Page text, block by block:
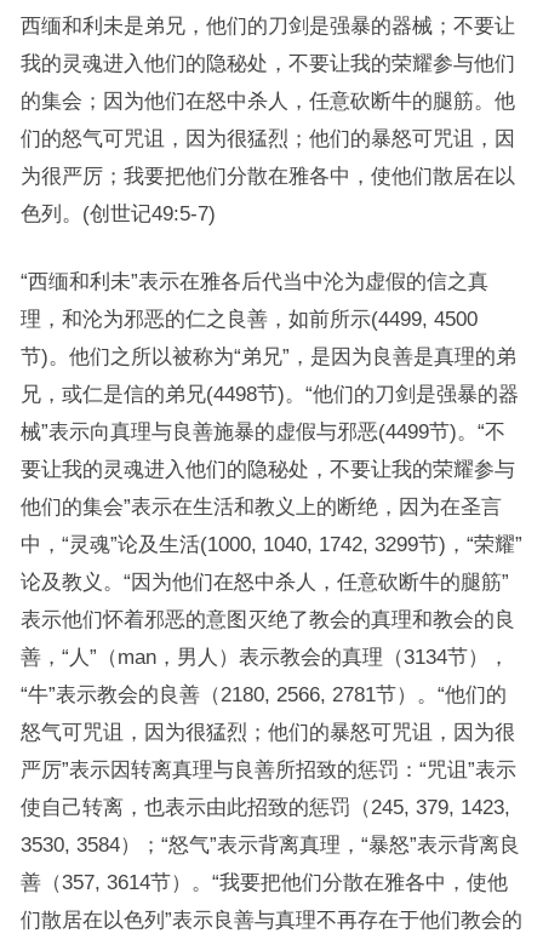
西缅和利未是弟兄，他们的刀剑是强暴的器械；不要让
我的灵魂进入他们的隐秘处，不要让我的荣耀参与他们
的集会；因为他们在怒中杀人，任意砍断牛的腿筋。他
们的怒气可咒诅，因为很猛烈；他们的暴怒可咒诅，因
为很严厉；我要把他们分散在雅各中，使他们散居在以
色列。(创世记49:5-7)
“西缅和利未”表示在雅各后代当中沦为虚假的信之真
理，和沦为邪恶的仁之良善，如前所示(4499, 4500
节)。他们之所以被称为“弟兄”，是因为良善是真理的弟
兄，或仁是信的弟兄(4498节)。“他们的刀剑是强暴的器
械”表示向真理与良善施暴的虚假与邪恶(4499节)。“不
要让我的灵魂进入他们的隐秘处，不要让我的荣耀参与
他们的集会”表示在生活和教义上的断绝，因为在圣言
中，“灵魂”论及生活(1000, 1040, 1742, 3299节)，“荣耀”
论及教义。“因为他们在怒中杀人，任意砍断牛的腿筋”
表示他们怀着邪恶的意图灭绝了教会的真理和教会的良
善，“人”（man，男人）表示教会的真理（3134节），
“牛”表示教会的良善（2180, 2566, 2781节）。“他们的
怒气可咒诅，因为很猛烈；他们的暴怒可咒诅，因为很
严厉”表示因转离真理与良善所招致的惩罚：“咒诅”表示
使自己转离，也表示由此招致的惩罚（245, 379, 1423,
3530, 3584）；“怒气”表示背离真理，“暴怒”表示背离良
善（357, 3614节）。“我要把他们分散在雅各中，使他
们散居在以色列”表示良善与真理不再存在于他们教会的